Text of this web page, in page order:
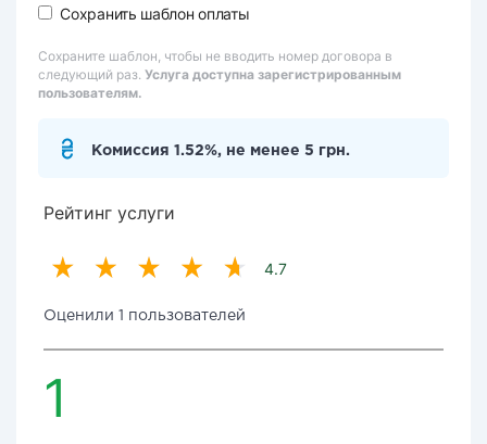
Сохранить шаблон оплаты
Сохраните шаблон, чтобы не вводить номер договора в
следующий раз. Услуга доступна зарегистрированным
пользователям.
Комиссия 1.52%, не менее 5 грн.
Рейтинг услуги
4.7
Оценили 1 пользователей
1